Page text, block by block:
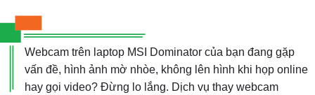
Webcam trên laptop MSI Dominator của bạn đang gặp
vấn đề, hình ảnh mờ nhòe, không lên hình khi họp online
hay gọi video? Đừng lo lắng. Dịch vụ thay webcam